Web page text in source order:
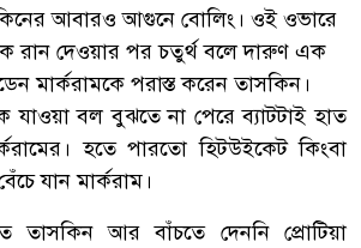
আবারও আগুনে বোলিং। ওই ওভারে
রান দেওয়ার পর চতুর্থ বলে দারুণ এক
মার্করামকে পরাস্ত করেন তাসকিন।
যাওয়া বল বুঝতে না পেরে ব্যাটটাই হাত
হতে পারতো হিটউইকেট কিংবা
যান মার্করাম।
তাসকিন আর বাঁচতে দেননি প্রোটিয়া